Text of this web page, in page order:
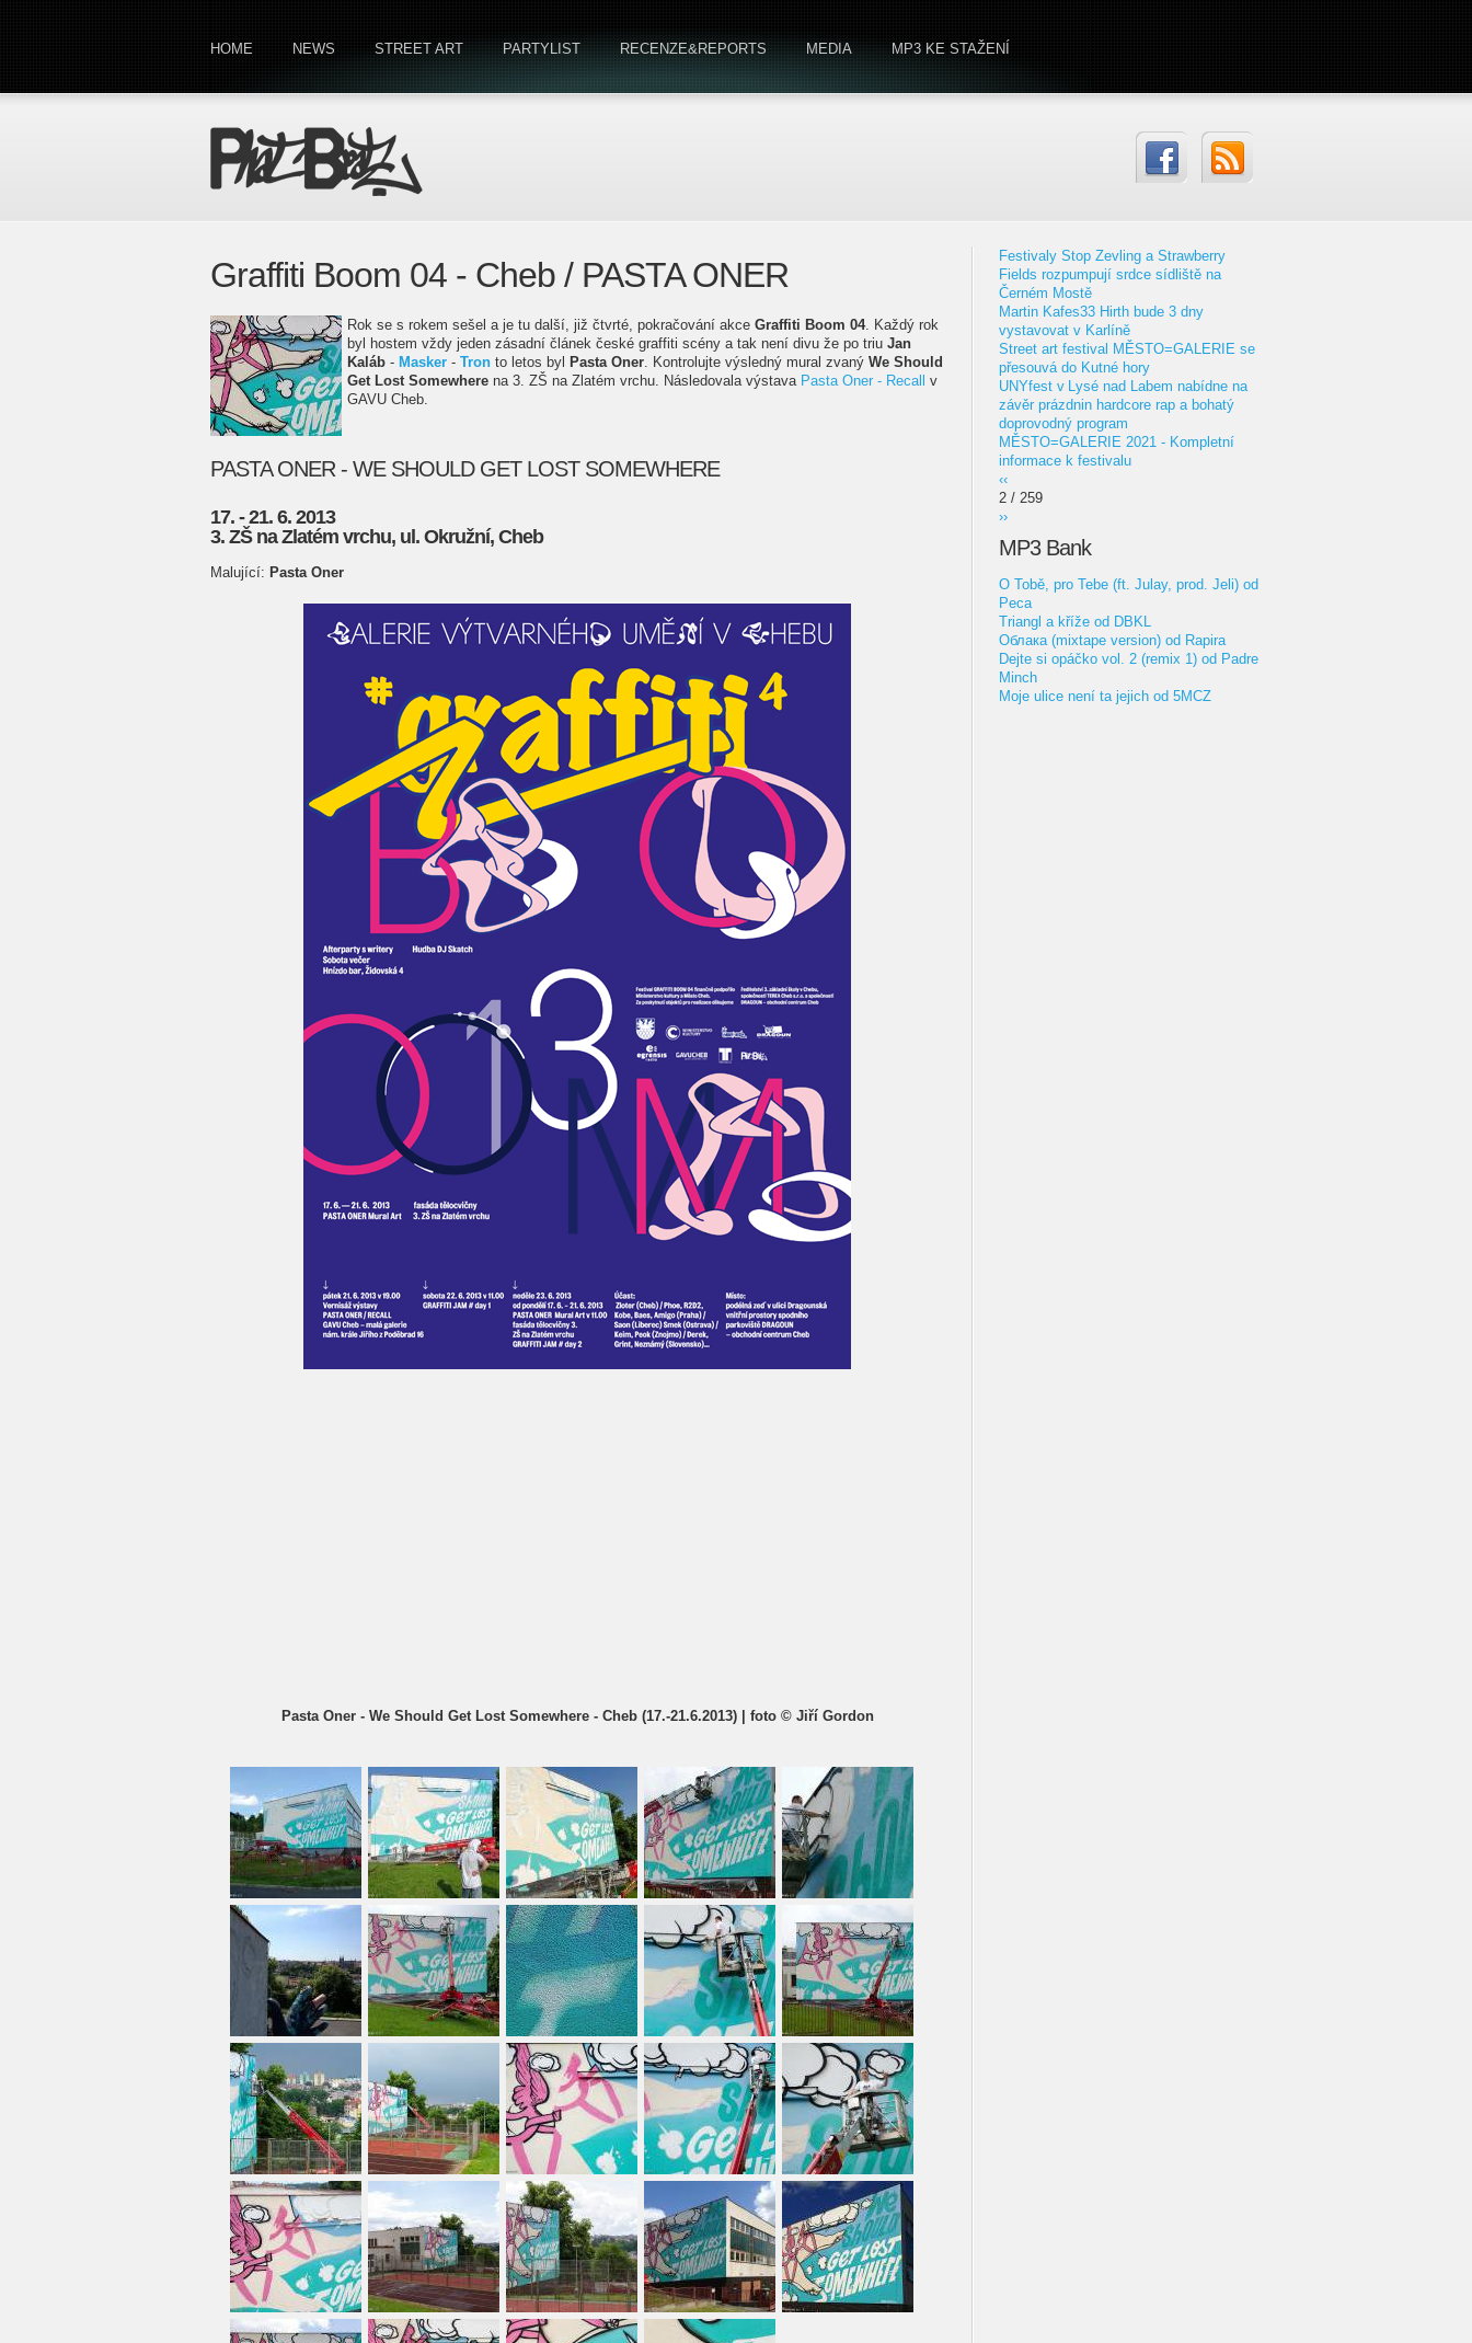
HOME NEWS STREET ART PARTYLIST RECENZE&REPORTS MEDIA MP3 KE STAŽENÍ
Graffiti Boom 04 - Cheb / PASTA ONER
Rok se s rokem sešel a je tu další, již čtvrté, pokračování akce Graffiti Boom 04. Každý rok
byl hostem vždy jeden zásadní článek české graffiti scény a tak není divu že po triu Jan
Kaláb - Masker - Tron to letos byl Pasta Oner. Kontrolujte výsledný mural zvaný We Should
Get Lost Somewhere na 3. ZŠ na Zlatém vrchu. Následovala výstava Pasta Oner - Recall v
GAVU Cheb.
PASTA ONER - WE SHOULD GET LOST SOMEWHERE
17. - 21. 6. 2013
3. ZŠ na Zlatém vrchu, ul. Okružní, Cheb
Malující: Pasta Oner
Pasta Oner - We Should Get Lost Somewhere - Cheb (17.-21.6.2013) | foto © Jiří Gordon
Festivaly Stop Zevling a Strawberry
Fields rozpumpují srdce sídliště na
Černém Mostě
Martin Kafes33 Hirth bude 3 dny
vystavovat v Karlíně
Street art festival MĚSTO=GALERIE se
přesouvá do Kutné hory
UNYfest v Lysé nad Labem nabídne na
závěr prázdnin hardcore rap a bohatý
doprovodný program
MĚSTO=GALERIE 2021 - Kompletní
informace k festivalu
‹‹
2 / 259
››
MP3 Bank
O Tobě, pro Tebe (ft. Julay, prod. Jeli) od
Peca
Triangl a kříže od DBKL
Облака (mixtape version) od Rapira
Dejte si opáčko vol. 2 (remix 1) od Padre
Minch
Moje ulice není ta jejich od 5MCZ